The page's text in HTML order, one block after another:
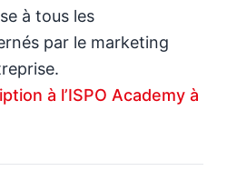
à tous les
par le marketing
à l’ISPO Academy à